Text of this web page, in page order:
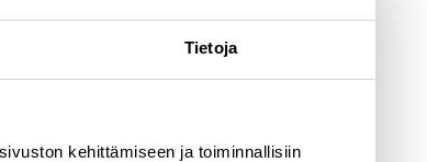
Tietoja
kehittämiseen ja toiminnallisiin